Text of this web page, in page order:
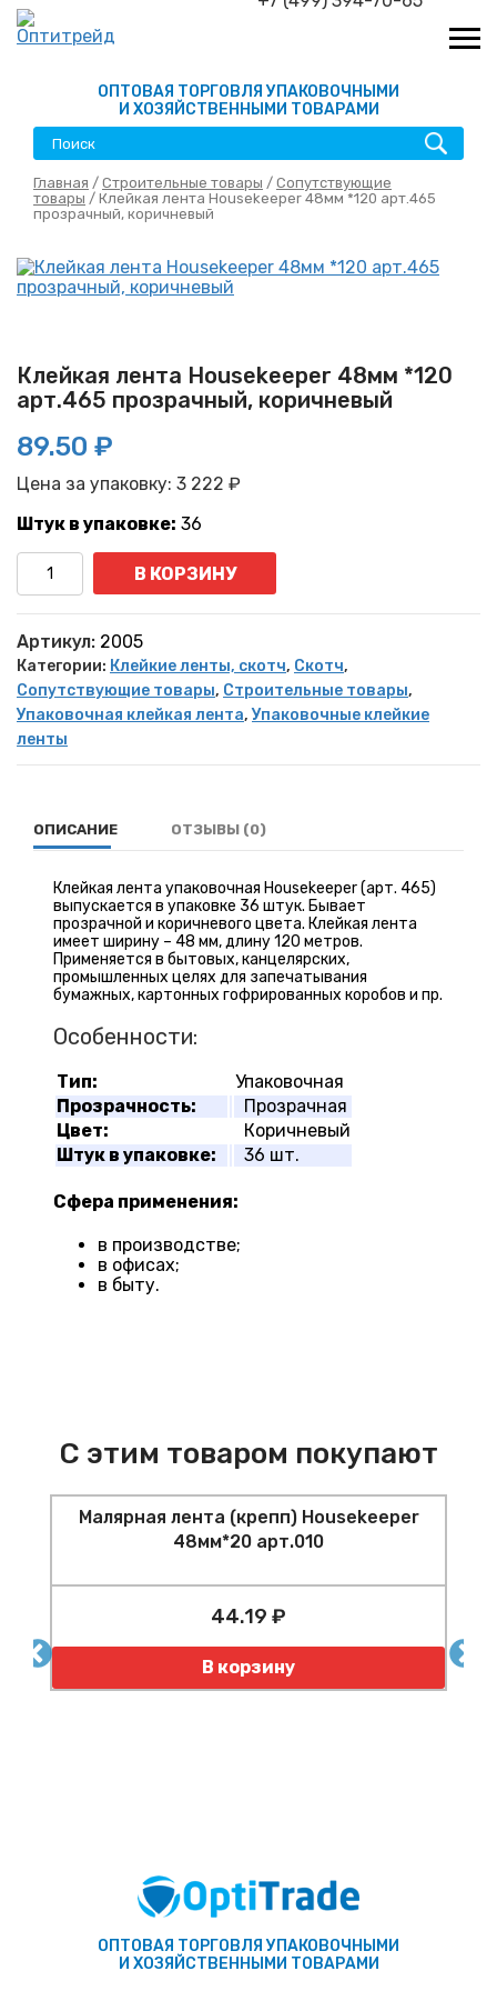
ОПТОВАЯ ТОРГОВЛЯ УПАКОВОЧНЫМИ
И ХОЗЯЙСТВЕННЫМИ ТОВАРАМИ
Главная / Строительные товары / Сопутствующие
товары / Клейкая лента Housekeeper 48мм *120 арт.465
прозрачный, коричневый
Клейкая лента Housekeeper 48мм *120
арт.465 прозрачный, коричневый
89.50 ₽
Цена за упаковку: 3 222 ₽
Штук в упаковке: 36
Количество
В КОРЗИНУ
Артикул: 2005
Категории: Клейкие ленты, скотч, Скотч,
Сопутствующие товары, Строительные товары,
Упаковочная клейкая лента,Упаковочные клейкие
ленты
ОПИСАНИЕ ОТЗЫВЫ (0)
Клейкая лента упаковочная Housekeeper (арт. 465)
выпускается в упаковке 36 штук. Бывает
прозрачной и коричневого цвета. Клейкая лента
имеет ширину – 48 мм, длину 120 метров.
Применяется в бытовых, канцелярских,
промышленных целях для запечатывания
бумажных, картонных гофрированных коробов и пр.
Особенности:
Тип:
Упаковочная
Прозрачность:
Прозрачная
Цвет:
Коричневый
Штук в упаковке:
36 шт.
Сфера применения:
в производстве;
в офисах;
в быту.
С этим товаром покупают
Малярная лента (крепп) Housekeeper
48мм*20 арт.010
44.19 ₽
В корзину
ОПТОВАЯ ТОРГОВЛЯ УПАКОВОЧНЫМИ
И ХОЗЯЙСТВЕННЫМИ ТОВАРАМИ